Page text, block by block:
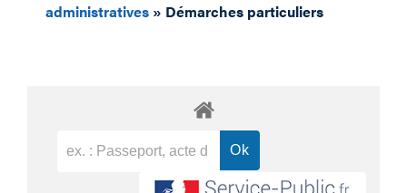
administratives » Démarches particuliers